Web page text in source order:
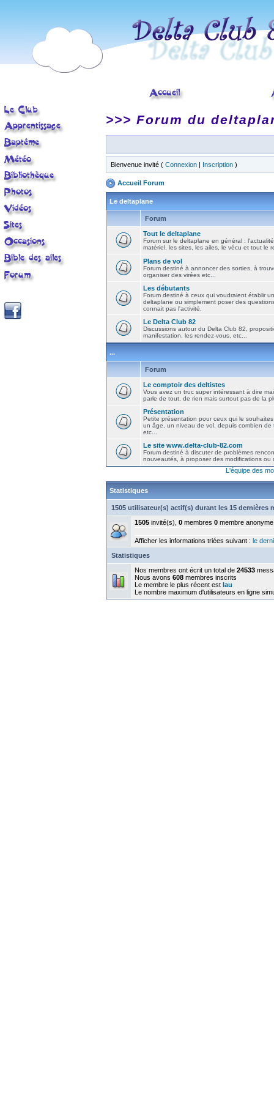
>>> Forum du
Bienvenue invité ( Connexion | Inscription )
Accueil Forum
Le deltaplane
Forum
Tout le deltaplane
Forum sur le deltaplane en général :
matériel, les sites, les ailes, le vécu et tout le
Plans de vol
Forum destiné à annoncer des sorties, à
organiser des virées etc...
Les débutants
Forum destiné à ceux qui voudraient établir
deltaplane ou simplement poser des
connait pas l'activité.
Le Delta Club 82
Discussions autour du Delta Club 82,
manifestation, les rendez-vous, etc...
...
Forum
Le comptoir des deltistes
Vous avez un truc super intéressant à dire
parle de tout, de rien mais surtout pas de la
Présentation
Petite présentation pour ceux qui le
un âge, un niveau de vol, depuis combien de
etc...
Le site www.delta-club-82.com
Forum destiné à discuter de problèmes
nouveautés, à proposer des modifications ou
L'équipe des
Statistiques
1505 utilisateur(s) actif(s) durant les 15 dernières
1505 invité(s), 0 membres 0 membre anonyme
Afficher les informations triées suivant : le
Statistiques
Nos membres ont écrit un total de 24533
Nous avons 608 membres inscrits
Le membre le plus récent est lau
Le nombre maximum d'utilisateurs en ligne